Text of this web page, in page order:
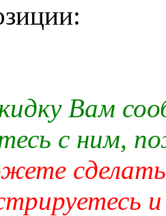
Вам
с ним,
сделать